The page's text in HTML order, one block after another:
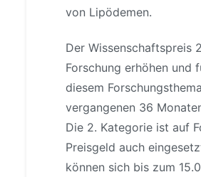
von Lipödemen.
Der Wissenschaftspreis
Forschung erhöhen und
diesem
vergangenen 36
Die 2. Kategorie ist auf
Preisgeld auch
können sich bis zum